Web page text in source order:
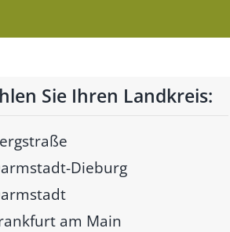
Sie Ihren Landkreis:
Dieburg
am Main